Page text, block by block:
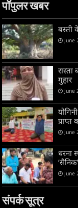
पॉपुलर खबर
बस्ती
June
गुहार
June
June
धरना
June
संपर्क सूत्र